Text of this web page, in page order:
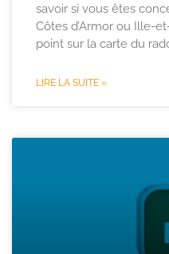
savoir si vous êtes
Côtes d’Armor ou Ille-
point sur la carte du
LIRE LA SUITE »